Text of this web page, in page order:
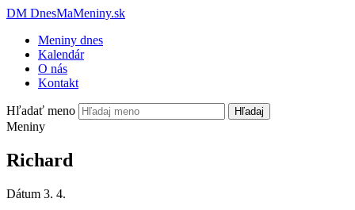
DM DnesMaMeniny.sk
Meniny dnes
Kalendár
O nás
Kontakt
Hľadať meno Hľadaj
Meniny
Richard
Dátum 3. 4.